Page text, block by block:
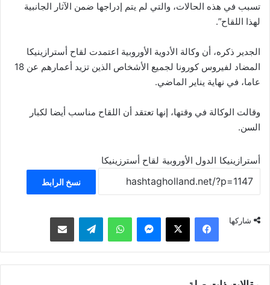
تسبب في هذه الحالات، والتي لم يتم إدراجها ضمن الآثار الجانبية
لهذا اللقاح”.
الجدير ذكره، أن وكالة الأدوية الأوروبية اعتمدت لقاح أسترازينيكا
المضاد لفيروس كورونا لجميع الأشخاص الذين تزيد أعمارهم عن 18
عاما، في نهاية يناير الماضي.
وقالت الوكالة في وقتها، إنها تعتقد أن اللقاح مناسب أيضا لكبار
السن.
أسترازينيكا الدول الأوروبية لقاح أسترزينيكا
نسخ الرابط
شاركها فيسبوك ‫X ماسنجر واتساب تيلقرام مشاركة عبر البريد